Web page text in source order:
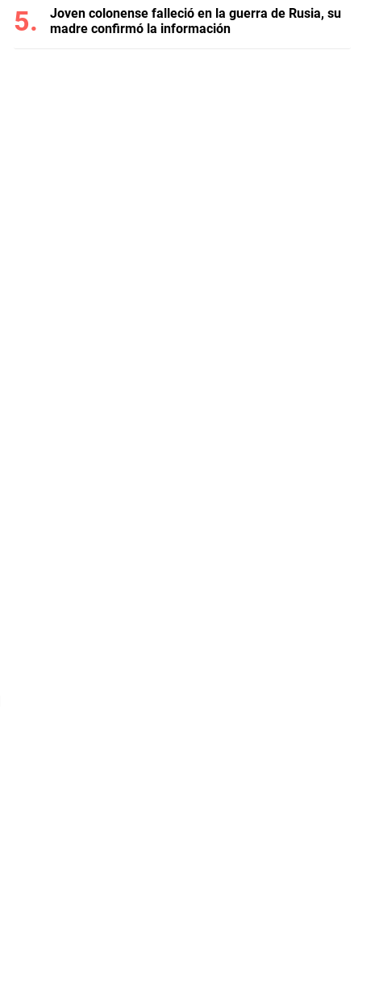
Joven colonense falleció en la guerra de Rusia, su
madre confirmó la información